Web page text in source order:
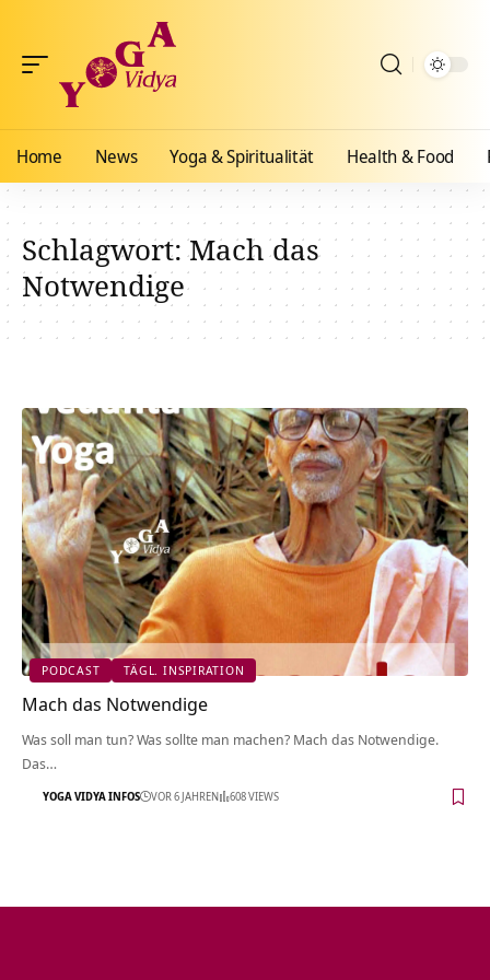
Home News Yoga & Spiritualität Health & Food
Schlagwort:Mach das
Notwendige
PODCAST TÄGL. INSPIRATION
Mach das Notwendige
Was soll man tun? Was sollte man machen? Mach das Notwendige.
Das…
YOGA VIDYA INFOS VOR 6 JAHREN 608 VIEWS